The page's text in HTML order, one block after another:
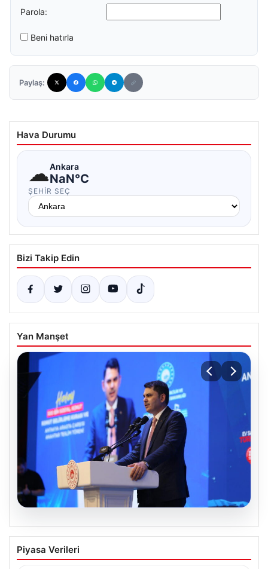
Parola:
Beni hatırla
Paylaş:
Hava Durumu
☁Ankara
NaN°C
ŞEHIR SEÇ
Bizi Takip Edin
Yan Manşet
Bakan Kurum: Devlet Yönetimi Ciddi
Sorumluluk Gerektirir
Piyasa Verileri